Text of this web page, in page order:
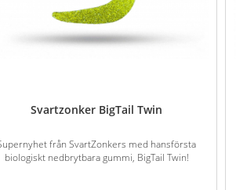
Svartzonker BigTail Twin
från SvartZonkers med hansförsta
biologiskt nedbrytbara gummi, BigTail Twin!